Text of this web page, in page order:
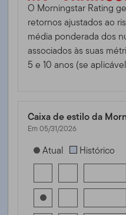
O Morningstar Rating
retornos ajustados ao
média ponderada dos
associados às suas
5 e 10 anos (se
Caixa de estilo da
Em 05/31/2026
[products.morningstar-
Atual Histórico